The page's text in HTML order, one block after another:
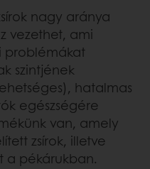
nagy aránya
vezethet, ami
problémákat
szintjének
hatalmas
egészségére
van, amely
zsírok, illetve
a pékárukban.